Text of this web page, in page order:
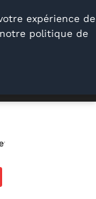
avantages
expérience de
politique de